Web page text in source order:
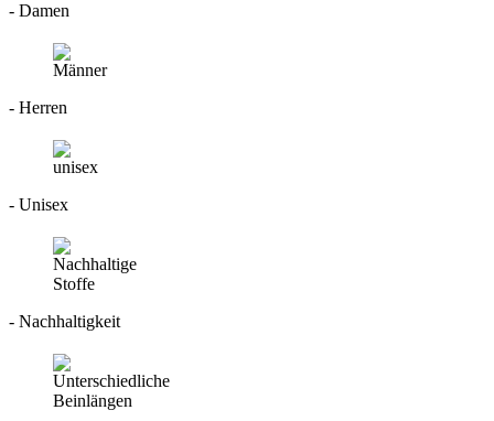
- Damen
- Herren
- Unisex
- Nachhaltigkeit